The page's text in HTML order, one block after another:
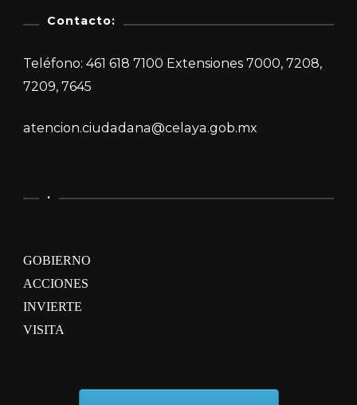
Contacto:
Teléfono: 461 618 7100 Extensiones 7000, 7208,
7209, 7645
atencion.ciudadana@celaya.gob.mx
.
GOBIERNO
ACCIONES
INVIERTE
VISITA